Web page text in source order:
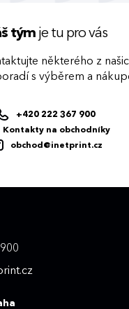
týmje tu pro vás
některého z
s výběrem a
+420 222 367 900
Kontakty na obchodníky
obchod@inetprint.cz